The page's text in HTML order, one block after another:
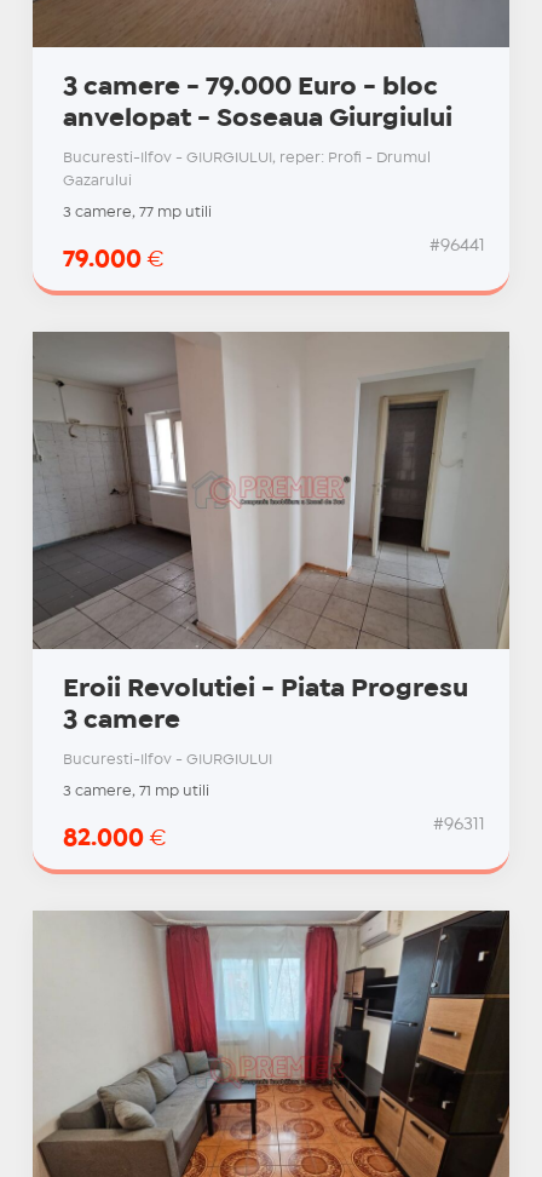
3 camere - 79.000 Euro - bloc
anvelopat - Soseaua Giurgiului
Bucuresti-Ilfov - GIURGIULUI, reper: Profi - Drumul
Gazarului
3 camere, 77 mp utili
79.000 €
#96441
Eroii Revolutiei - Piata Progresu
3 camere
Bucuresti-Ilfov - GIURGIULUI
3 camere, 71 mp utili
82.000 €
#96311